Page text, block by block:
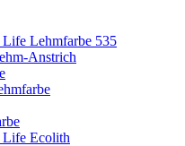
Lehmfarbe 535
Anstrich
Life Ecolith